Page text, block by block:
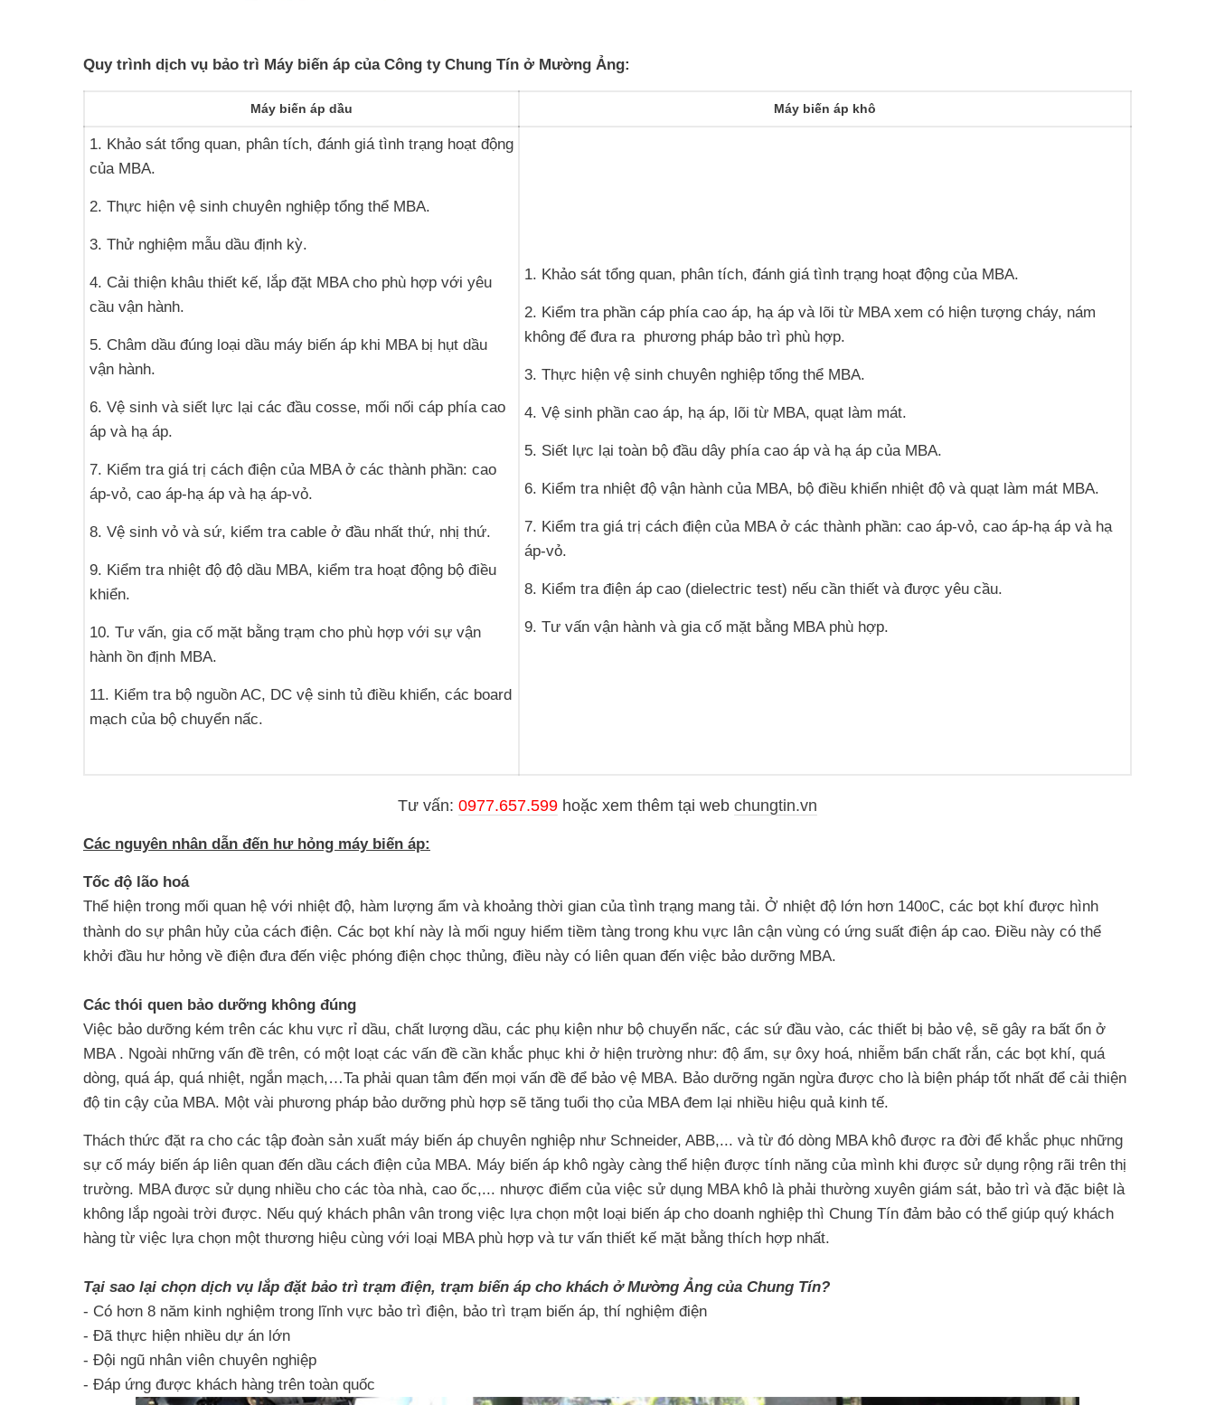
Quy trình dịch vụ bảo trì Máy biến áp của Công ty Chung Tín ở Mường Ảng:
Máy biến áp dầu Máy biến áp khô
1. Khảo sát tổng quan, phân tích, đánh giá tình trạng hoạt động
của MBA.
2. Thực hiện vệ sinh chuyên nghiệp tổng thể MBA.
3. Thử nghiệm mẫu dầu định kỳ.
4. Cải thiện khâu thiết kế, lắp đặt MBA cho phù hợp với yêu
cầu vận hành.
5. Châm dầu đúng loại dầu máy biến áp khi MBA bị hụt dầu
vận hành.
6. Vệ sinh và siết lực lại các đầu cosse, mối nối cáp phía cao
áp và hạ áp.
7. Kiểm tra giá trị cách điện của MBA ở các thành phần: cao
áp-vỏ, cao áp-hạ áp và hạ áp-vỏ.
8. Vệ sinh vỏ và sứ, kiểm tra cable ở đầu nhất thứ, nhị thứ.
9. Kiểm tra nhiệt độ độ dầu MBA, kiểm tra hoạt động bộ điều
khiển.
10. Tư vấn, gia cố mặt bằng trạm cho phù hợp với sự vận
hành ồn định MBA.
11. Kiểm tra bộ nguồn AC, DC vệ sinh tủ điều khiển, các board
mạch của bộ chuyển nấc.
1. Khảo sát tổng quan, phân tích, đánh giá tình trạng hoạt động của MBA.
2. Kiểm tra phần cáp phía cao áp, hạ áp và lõi từ MBA xem có hiện tượng cháy, nám
không để đưa ra phương pháp bảo trì phù hợp.
3. Thực hiện vệ sinh chuyên nghiệp tổng thể MBA.
4. Vệ sinh phần cao áp, hạ áp, lõi từ MBA, quạt làm mát.
5. Siết lực lại toàn bộ đầu dây phía cao áp và hạ áp của MBA.
6. Kiểm tra nhiệt độ vận hành của MBA, bộ điều khiển nhiệt độ và quạt làm mát MBA.
7. Kiểm tra giá trị cách điện của MBA ở các thành phần: cao áp-vỏ, cao áp-hạ áp và hạ
áp-vỏ.
8. Kiểm tra điện áp cao (dielectric test) nếu cần thiết và được yêu cầu.
9. Tư vấn vận hành và gia cố mặt bằng MBA phù hợp.
Tư vấn: 0977.657.599 hoặc xem thêm tại web chungtin.vn
Các nguyên nhân dẫn đến hư hỏng máy biến áp:
Tốc độ lão hoá
Thể hiện trong mối quan hệ với nhiệt độ, hàm lượng ẩm và khoảng thời gian của tình trạng mang tải. Ở nhiệt độ lớn hơn 1400C, các bọt khí được hình
thành do sự phân hủy của cách điện. Các bọt khí này là mối nguy hiểm tiềm tàng trong khu vực lân cận vùng có ứng suất điện áp cao. Điều này có thể
khởi đầu hư hỏng về điện đưa đến việc phóng điện chọc thủng, điều này có liên quan đến việc bảo dưỡng MBA.
Các thói quen bảo dưỡng không đúng
Việc bảo dưỡng kém trên các khu vực rỉ dầu, chất lượng dầu, các phụ kiện như bộ chuyển nấc, các sứ đầu vào, các thiết bị bảo vệ, sẽ gây ra bất ổn ở
MBA . Ngoài những vấn đề trên, có một loạt các vấn đề cần khắc phục khi ở hiện trường như: độ ẩm, sự ôxy hoá, nhiễm bẩn chất rắn, các bọt khí, quá
dòng, quá áp, quá nhiệt, ngắn mạch,…Ta phải quan tâm đến mọi vấn đề để bảo vệ MBA. Bảo dưỡng ngăn ngừa được cho là biện pháp tốt nhất để cải thiện
độ tin cậy của MBA. Một vài phương pháp bảo dưỡng phù hợp sẽ tăng tuổi thọ của MBA đem lại nhiều hiệu quả kinh tế.
Thách thức đặt ra cho các tập đoàn sản xuất máy biến áp chuyên nghiệp như Schneider, ABB,... và từ đó dòng MBA khô được ra đời để khắc phục những
sự cố máy biến áp liên quan đến dầu cách điện của MBA. Máy biến áp khô ngày càng thể hiện được tính năng của mình khi được sử dụng rộng rãi trên thị
trường. MBA được sử dụng nhiều cho các tòa nhà, cao ốc,... nhược điểm của việc sử dụng MBA khô là phải thường xuyên giám sát, bảo trì và đặc biệt là
không lắp ngoài trời được. Nếu quý khách phân vân trong việc lựa chọn một loại biến áp cho doanh nghiệp thì Chung Tín đảm bảo có thể giúp quý khách
hàng từ việc lựa chọn một thương hiệu cùng với loại MBA phù hợp và tư vấn thiết kế mặt bằng thích hợp nhất.
Tại sao lại chọn dịch vụ lắp đặt bảo trì trạm điện, trạm biến áp cho khách ở Mường Ảng của Chung Tín?
- Có hơn 8 năm kinh nghiệm trong lĩnh vực bảo trì điện, bảo trì trạm biến áp, thí nghiệm điện
- Đã thực hiện nhiều dự án lớn
- Đội ngũ nhân viên chuyên nghiệp
- Đáp ứng được khách hàng trên toàn quốc